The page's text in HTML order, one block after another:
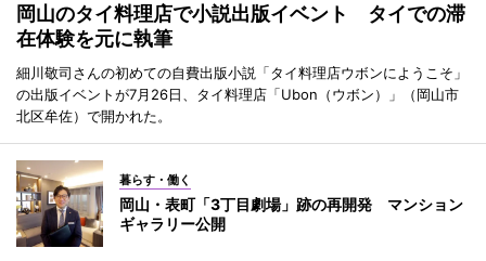
岡山のタイ料理店で小説出版イベント タイでの滞
在体験を元に執筆
細川敬司さんの初めての自費出版小説「タイ料理店ウボンにようこそ」
の出版イベントが7月26日、タイ料理店「Ubon（ウボン）」（岡山市
北区牟佐）で開かれた。
暮らす・働く
岡山・表町「3丁目劇場」跡の再開発 マンション
ギャラリー公開